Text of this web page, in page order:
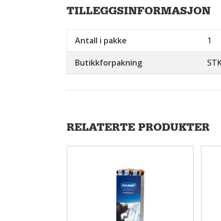
TILLEGGSINFORMASJON
Antall i pakke 1
Butikkforpakning
RELATERTE PRODUKTER